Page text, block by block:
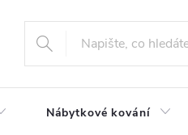
Nábytkové kování